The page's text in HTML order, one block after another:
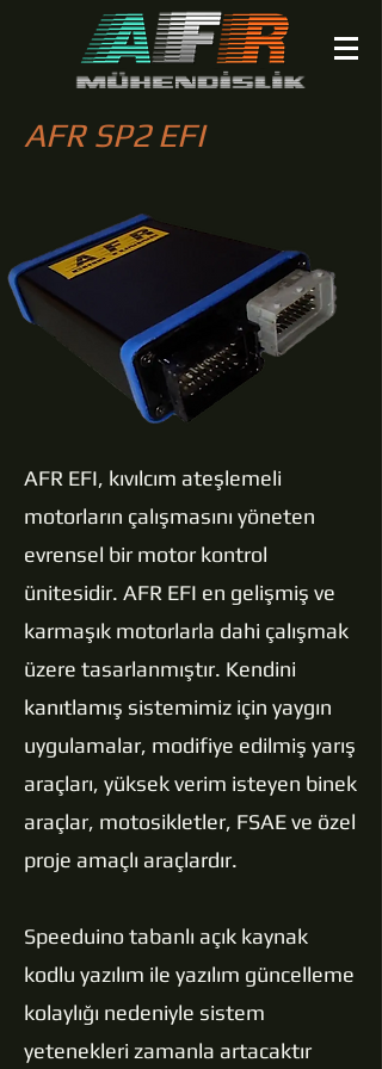
AFR SP2 EFI
AFR EFI, kıvılcım ateşlemeli
motorların çalışmasını yöneten
evrensel bir motor kontrol
ünitesidir. AFR EFI en gelişmiş ve
karmaşık motorlarla dahi çalışmak
üzere tasarlanmıştır. Kendini
kanıtlamış sistemimiz için yaygın
uygulamalar, modifiye edilmiş yarış
araçları, yüksek verim isteyen binek
araçlar, motosikletler, FSAE ve özel
proje amaçlı araçlardır.
Speeduino tabanlı açık kaynak
kodlu yazılım ile yazılım güncelleme
kolaylığı nedeniyle sistem
yetenekleri zamanla artacaktır